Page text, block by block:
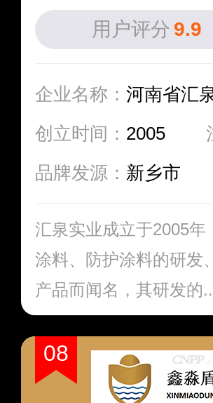
用户评分 9.9
企业名称： 河南省汇
创立时间： 2005
品牌发源： 新乡市
汇泉实业成立于2005
涂料、防护涂料的研发
产品而闻名，其研发的
08